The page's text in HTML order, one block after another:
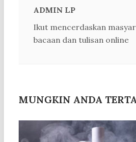
ADMIN LP
Ikut mencerdaskan
bacaan dan tulisan online
MUNGKIN ANDA